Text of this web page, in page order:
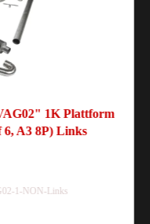
1K Plattform
6, A3 8P) Links
1-NON-Links